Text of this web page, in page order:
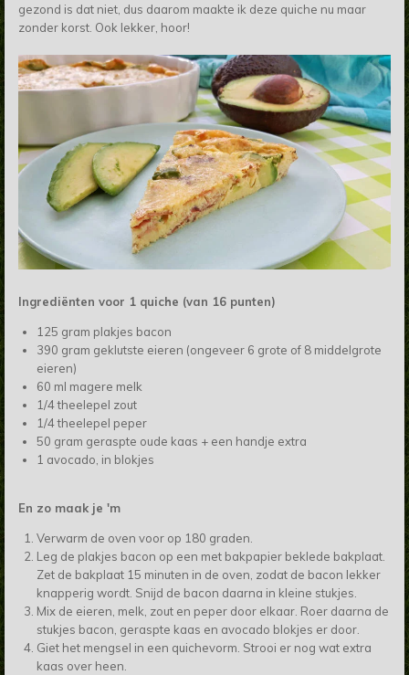
gezond is dat niet, dus daarom maakte ik deze quiche nu maar
zonder korst. Ook lekker, hoor!
Ingrediënten voor 1 quiche (van 16 punten)
125 gram plakjes bacon
390 gram geklutste eieren (ongeveer 6 grote of 8 middelgrote
eieren)
60 ml magere melk
1/4 theelepel zout
1/4 theelepel peper
50 gram geraspte oude kaas + een handje extra
1 avocado, in blokjes
En zo maak je 'm
Verwarm de oven voor op 180 graden.
Leg de plakjes bacon op een met bakpapier beklede bakplaat.
Zet de bakplaat 15 minuten in de oven, zodat de bacon lekker
knapperig wordt. Snijd de bacon daarna in kleine stukjes.
Mix de eieren, melk, zout en peper door elkaar. Roer daarna de
stukjes bacon, geraspte kaas en avocado blokjes er door.
Giet het mengsel in een quichevorm. Strooi er nog wat extra
kaas over heen.